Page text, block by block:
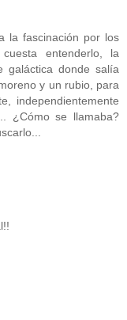
la fascinación por los
entenderlo, la
galáctica donde salía
y un rubio, para
independientemente
¿Cómo se llamaba?